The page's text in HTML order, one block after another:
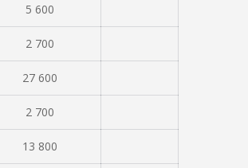
5 600
2 700
27 600
2 700
13 800